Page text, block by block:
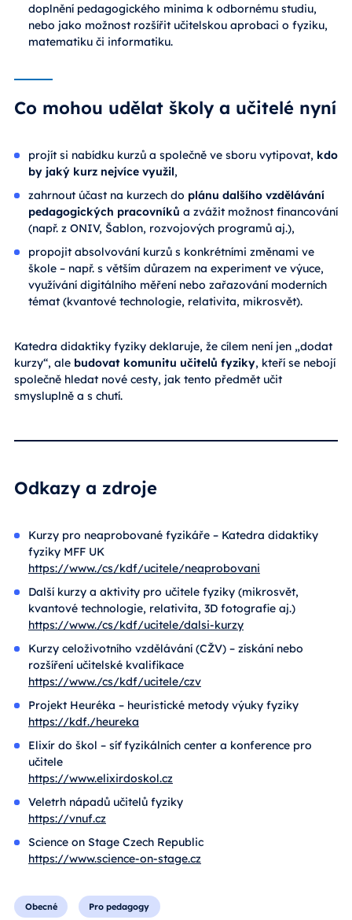
doplnění pedagogického minima k odbornému studiu,
nebo jako možnost rozšířit učitelskou aprobaci o fyziku,
matematiku či informatiku.
Co mohou udělat školy a učitelé nyní
projít si nabídku kurzů a společně ve sboru vytipovat, kdo
by jaký kurz nejvíce využil,
zahrnout účast na kurzech do plánu dalšího vzdělávání
pedagogických pracovníků a zvážit možnost financování
(např. z ONIV, Šablon, rozvojových programů aj.),
propojit absolvování kurzů s konkrétními změnami ve
škole – např. s větším důrazem na experiment ve výuce,
využívání digitálního měření nebo zařazování moderních
témat (kvantové technologie, relativita, mikrosvět).
Katedra didaktiky fyziky deklaruje, že cílem není jen „dodat
kurzy“, ale budovat komunitu učitelů fyziky, kteří se nebojí
společně hledat nové cesty, jak tento předmět učit
smysluplně a s chutí.
Odkazy a zdroje
Kurzy pro neaprobované fyzikáře – Katedra didaktiky
fyziky MFF UK
https://www./cs/kdf/ucitele/neaprobovani
Další kurzy a aktivity pro učitele fyziky (mikrosvět,
kvantové technologie, relativita, 3D fotografie aj.)
https://www./cs/kdf/ucitele/dalsi-kurzy
Kurzy celoživotního vzdělávání (CŽV) – získání nebo
rozšíření učitelské kvalifikace
https://www./cs/kdf/ucitele/czv
Projekt Heuréka – heuristické metody výuky fyziky
https://kdf./heureka
Elixír do škol – síť fyzikálních center a konference pro
učitele
https://www.elixirdoskol.cz
Veletrh nápadů učitelů fyziky
https://vnuf.cz
Science on Stage Czech Republic
https://www.science-on-stage.cz
Obecné Pro pedagogy